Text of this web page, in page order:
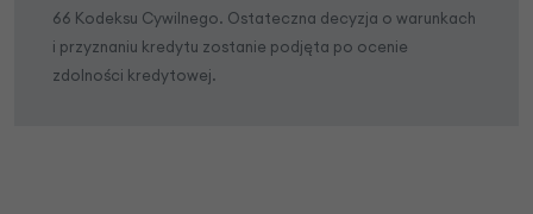
66 Kodeksu Cywilnego. Ostateczna decyzja o warunkach
i przyznaniu kredytu zostanie podjęta po ocenie
zdolności kredytowej.